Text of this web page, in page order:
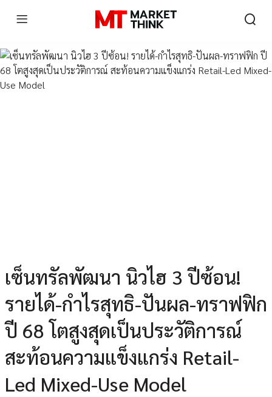
เซ็นทรัลพัฒนา นิวไฮ 3 ปีซ้อน!
รายได้-กำไรสุทธิ-ปันผล-ทราฟฟิก
ปี 68 โตสูงสุดเป็นประวัติการณ์
สะท้อนความแข็งแกร่ง Retail-
Led Mixed-Use Model